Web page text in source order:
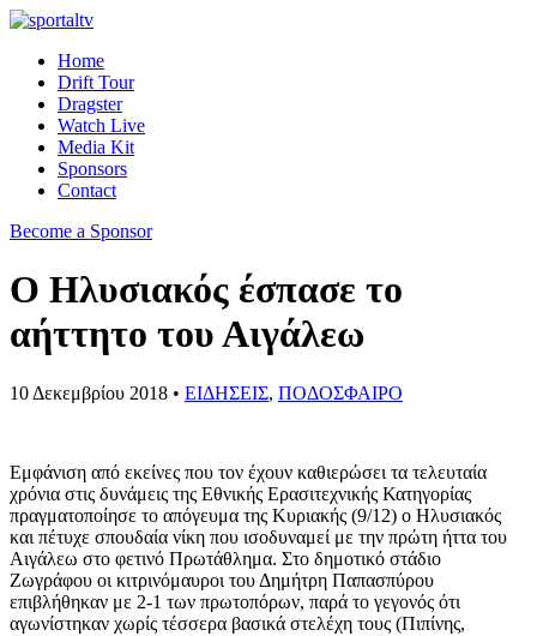
Home
Drift Tour
Dragster
Watch Live
Media Kit
Sponsors
Contact
Become a Sponsor
Ο Ηλυσιακός έσπασε το
αήττητο του Αιγάλεω
10 Δεκεμβρίου 2018 • ΕΙΔΗΣΕΙΣ, ΠΟΔΟΣΦΑΙΡΟ
Εμφάνιση από εκείνες που τον έχουν καθιερώσει τα τελευταία
χρόνια στις δυνάμεις της Εθνικής Ερασιτεχνικής Κατηγορίας
πραγματοποίησε το απόγευμα της Κυριακής (9/12) ο Ηλυσιακός
και πέτυχε σπουδαία νίκη που ισοδυναμεί με την πρώτη ήττα του
Αιγάλεω στο φετινό Πρωτάθλημα. Στο δημοτικό στάδιο
Ζωγράφου οι κιτρινόμαυροι του Δημήτρη Παπασπύρου
επιβλήθηκαν με 2-1 των πρωτοπόρων, παρά το γεγονός ότι
αγωνίστηκαν χωρίς τέσσερα βασικά στελέχη τους (Πιπίνης,